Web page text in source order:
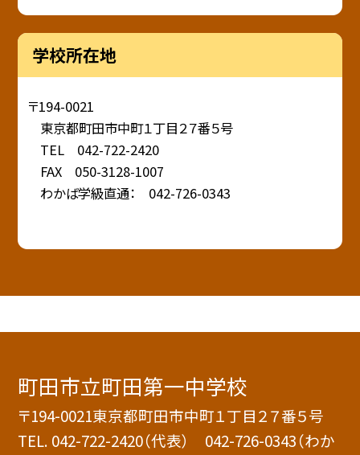
学校所在地
〒194-0021
東京都町田市中町１丁目２７番５号
TEL 042-722-2420
FAX 050-3128-1007
わかば学級直通： 042-726-0343
町田市立町田第一中学校
〒194-0021東京都町田市中町１丁目２７番５号
TEL. 042-722-2420（代表） 042-726-0343（わか